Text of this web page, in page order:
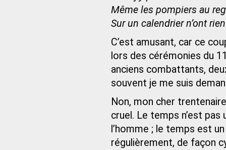
Même les pompiers au
Sur un calendrier n’ont
C’est amusant, car ce
lors des cérémonies du
anciens combattants,
souvent je me suis
Non, mon cher
cruel. Le temps n’est
l’homme ; le temps est
régulièrement, de façon